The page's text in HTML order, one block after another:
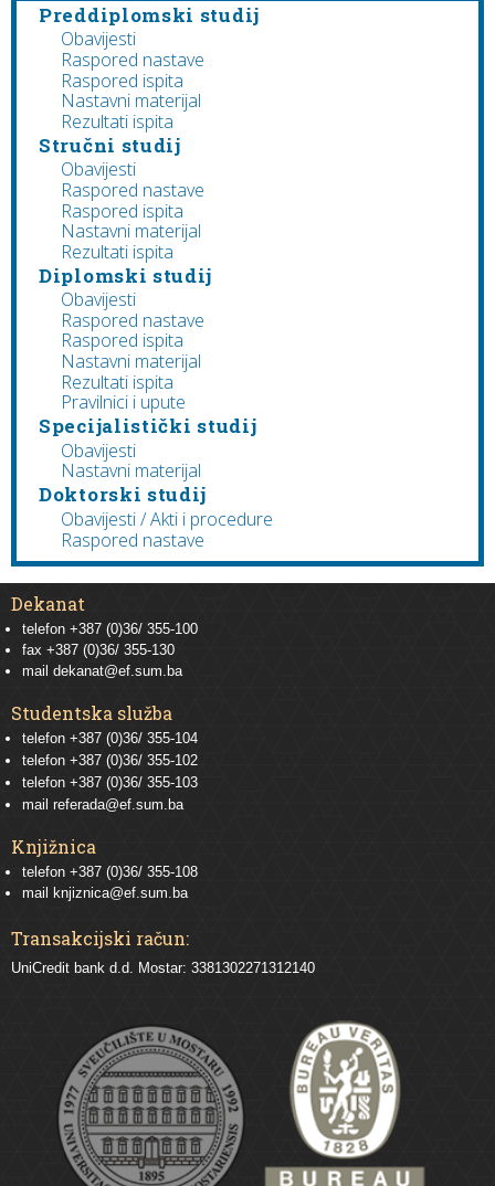
Preddiplomski studij
Obavijesti
Raspored nastave
Raspored ispita
Nastavni materijal
Rezultati ispita
Stručni studij
Obavijesti
Raspored nastave
Raspored ispita
Nastavni materijal
Rezultati ispita
Diplomski studij
Obavijesti
Raspored nastave
Raspored ispita
Nastavni materijal
Rezultati ispita
Pravilnici i upute
Specijalistički studij
Obavijesti
Nastavni materijal
Doktorski studij
Obavijesti / Akti i procedure
Raspored nastave
Dekanat
telefon +387 (0)36/ 355-100
fax +387 (0)36/ 355-130
mail dekanat@ef.sum.ba
Studentska služba
telefon +387 (0)36/ 355-104
telefon +387 (0)36/ 355-102
telefon +387 (0)36/ 355-103
mail referada@ef.sum.ba
Knjižnica
telefon +387 (0)36/ 355-108
mail knjiznica@ef.sum.ba
Transakcijski račun:
UniCredit bank d.d. Mostar: 3381302271312140